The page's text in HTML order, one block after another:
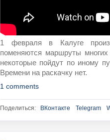
1 февраля в Калуге
поменяются маршруты многих
некоторые пойдут по иному
Времени на раскачку нет.
1 comments
Поделиться: ВКонтакте Telegram